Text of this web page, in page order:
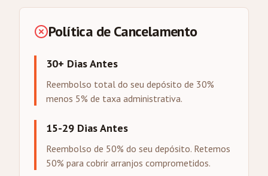
Política de Cancelamento
30+ Dias Antes
Reembolso total do seu depósito de 30%
menos 5% de taxa administrativa.
15-29 Dias Antes
Reembolso de 50% do seu depósito. Retemos
50% para cobrir arranjos comprometidos.